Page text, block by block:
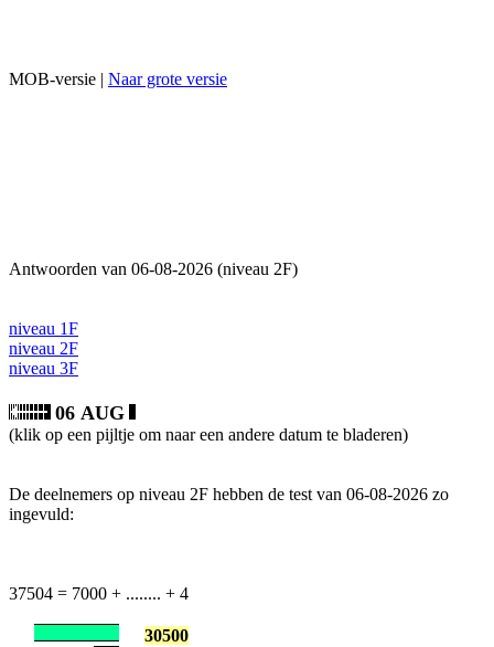
MOB-versie | Naar grote versie
Antwoorden van 06-08-2026 (niveau 2F)
niveau 1F
niveau 2F
niveau 3F
06 AUG
(klik op een pijltje om naar een andere datum te bladeren)
De deelnemers op niveau 2F hebben de test van 06-08-2026 zo
ingevuld:
37504 = 7000 + ........ + 4
30500